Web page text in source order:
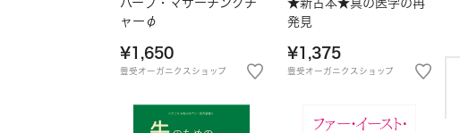
ャーφ
¥1,650
豊受オーガニクスショップ
発見
¥1,375
豊受オーガニクスショップ